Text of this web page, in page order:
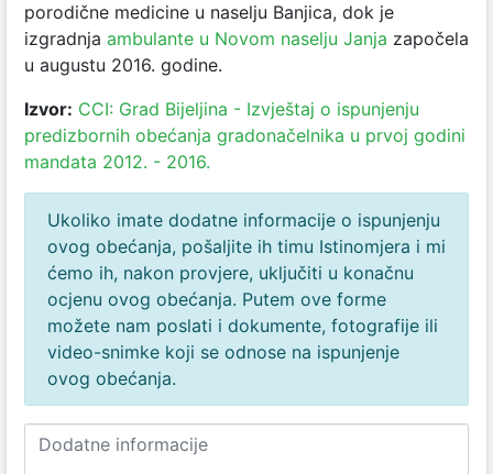
porodične medicine u naselju Banjica, dok je
izgradnja ambulante u Novom naselju Janja započela
u augustu 2016. godine.
Izvor: CCI: Grad Bijeljina - Izvještaj o ispunjenju
predizbornih obećanja gradonačelnika u prvoj godini
mandata 2012. - 2016.
Ukoliko imate dodatne informacije o ispunjenju
ovog obećanja, pošaljite ih timu Istinomjera i mi
ćemo ih, nakon provjere, uključiti u konačnu
ocjenu ovog obećanja. Putem ove forme
možete nam poslati i dokumente, fotografije ili
video-snimke koji se odnose na ispunjenje
ovog obećanja.